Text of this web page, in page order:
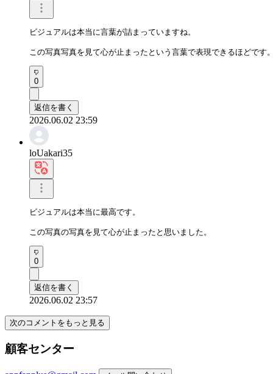
ビジュアルは本当に言葉が詰まっていますね。
この写真写真を見て心が止まったという言葉で表現できるほどです
0
返信を書く
2026.06.02 23:59
loUakari35
ビジュアルは本当に最高です。
この写真の写真を見て心が止まったと思いました。
0
返信を書く
2026.06.02 23:57
次のコメントをもっと見る
顧客センター